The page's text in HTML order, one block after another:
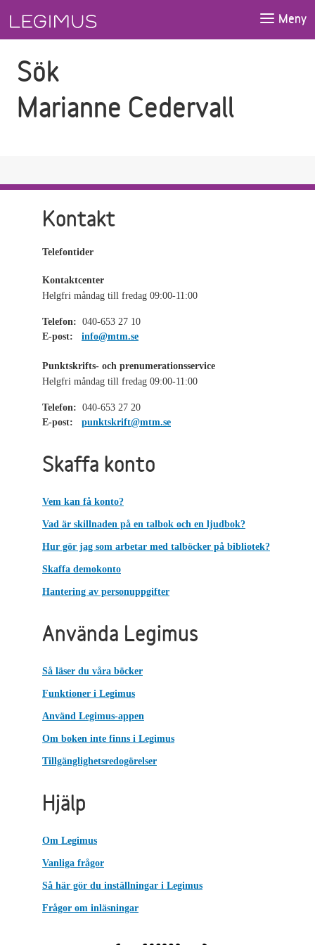
Meny
Sök
Marianne Cedervall
Kontakt
Telefontider
Kontaktcenter
Helgfri måndag till fredag 09:00-11:00
Telefon: 040-653 27 10
E-post:
info@mtm.se
Punktskrifts- och prenumerationsservice
Helgfri måndag till fredag 09:00-11:00
Telefon: 040-653 27 20
E-post:
punktskrift@mtm.se
Skaffa konto
Vem kan få konto?
Vad är skillnaden på en talbok och en ljudbok?
Hur gör jag som arbetar med talböcker på bibliotek?
Skaffa demokonto
Hantering av personuppgifter
Använda Legimus
Så läser du våra böcker
Funktioner i Legimus
Använd Legimus-appen
Om boken inte finns i Legimus
Tillgänglighetsredogörelser
Hjälp
Om Legimus
Vanliga frågor
Så här gör du inställningar i Legimus
Frågor om inläsningar